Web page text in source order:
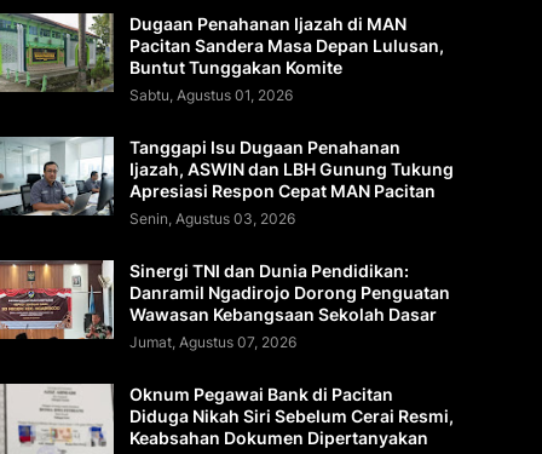
Dugaan Penahanan Ijazah di MAN
Pacitan Sandera Masa Depan Lulusan,
Buntut Tunggakan Komite
Sabtu, Agustus 01, 2026
Tanggapi Isu Dugaan Penahanan
Ijazah, ASWIN dan LBH Gunung Tukung
Apresiasi Respon Cepat MAN Pacitan
Senin, Agustus 03, 2026
Sinergi TNI dan Dunia Pendidikan:
Danramil Ngadirojo Dorong Penguatan
Wawasan Kebangsaan Sekolah Dasar
Jumat, Agustus 07, 2026
Oknum Pegawai Bank di Pacitan
Diduga Nikah Siri Sebelum Cerai Resmi,
Keabsahan Dokumen Dipertanyakan